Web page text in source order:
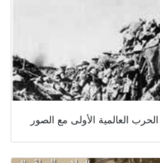
العالمية الأولى مع الصور